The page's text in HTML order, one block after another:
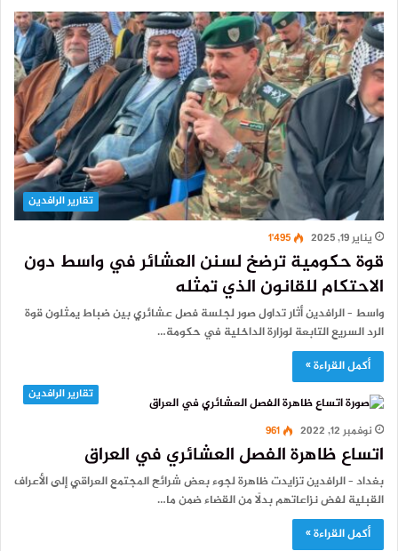
تقارير الرافدين
يناير 19, 2025
1٬495
قوة حكومية ترضخ لسنن العشائر في واسط دون
الاحتكام للقانون الذي تمثله
واسط – الرافدين أثار تداول صور لجلسة فصل عشائري بين ضباط يمثلون قوة
الرد السريع التابعة لوزارة الداخلية في حكومة…
أكمل القراءة »
تقارير الرافدين
نوفمبر 12, 2022
961
اتساع ظاهرة الفصل العشائري في العراق
بغداد – الرافدين تزايدت ظاهرة لجوء بعض شرائح المجتمع العراقي إلى الأعراف
القبلية لفض نزاعاتهم بدلًا من القضاء ضمن ما…
أكمل القراءة »